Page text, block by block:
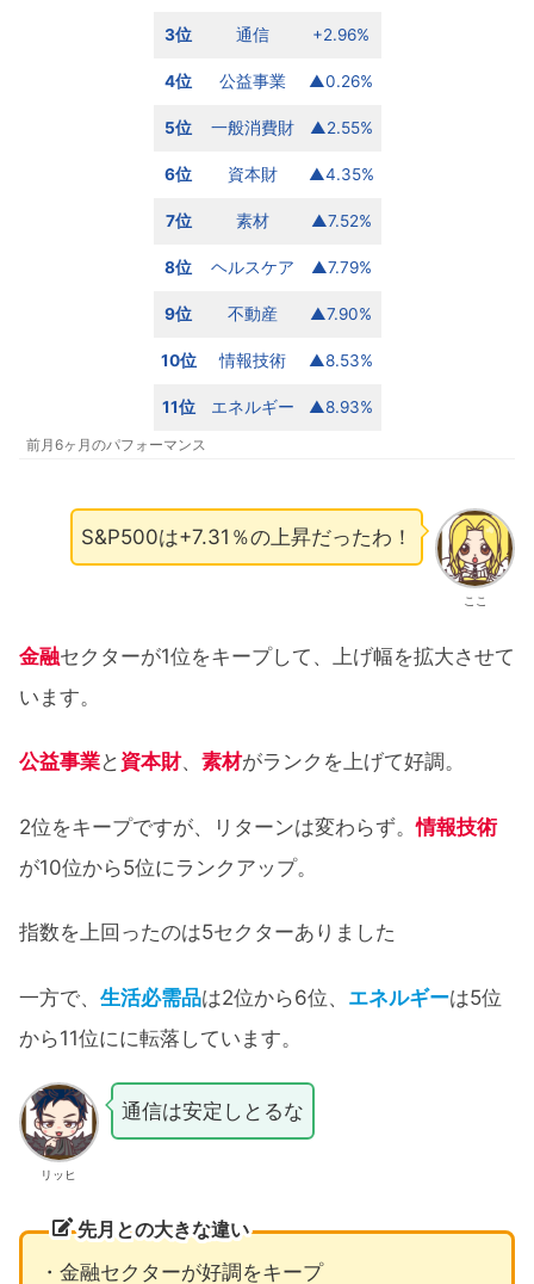
3位 通信 +2.96%
4位 公益事業 ▲0.26%
5位 一般消費財 ▲2.55%
6位 資本財 ▲4.35%
7位 素材 ▲7.52%
8位 ヘルスケア ▲7.79%
9位 不動産 ▲7.90%
10位 情報技術 ▲8.53%
11位 エネルギー ▲8.93%
前月6ヶ月のパフォーマンス
ここ
S&P500は+7.31％の上昇だったわ！
金融セクターが1位をキープして、上げ幅を拡大させて
います。
公益事業と 資本財、 素材がランクを上げて好調。
2位をキープですが、リターンは変わらず。情報技術
が10位から5位にランクアップ。
指数を上回ったのは5セクターありました
一方で、 生活必需品は2位から6位、 エネルギーは5位
から11位にに転落しています。
リッヒ
通信は安定しとるな
先月との大きな違い
・金融セクターが好調をキープ